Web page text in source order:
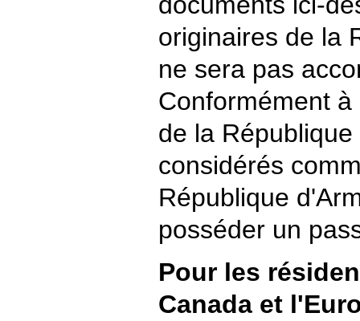
originaires de la
ne sera pas
Conformément
de la
considérés
République
posséder un
Pour les
Canada et